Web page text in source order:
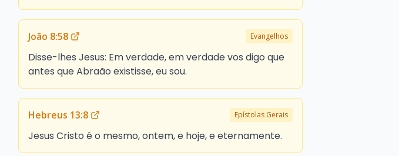
João 8:58 Evangelhos
Disse-lhes Jesus: Em verdade, em verdade vos digo que
antes que Abraão existisse, eu sou.
Hebreus 13:8 Epístolas Gerais
Jesus Cristo é o mesmo, ontem, e hoje, e eternamente.